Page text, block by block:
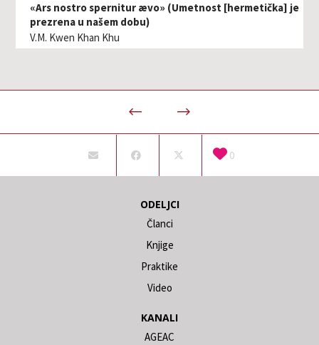
«Ars nostro spernitur ævo» (Umetnost [hermetička] je
prezrena u našem dobu)
V.M. Kwen Khan Khu
0
ODELJCI
Članci
Knjige
Praktike
Video
KANALI
AGEAC